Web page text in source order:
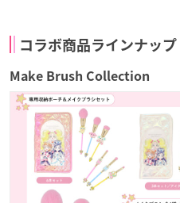
コラボ商品ラインナップ
Make Brush Collection